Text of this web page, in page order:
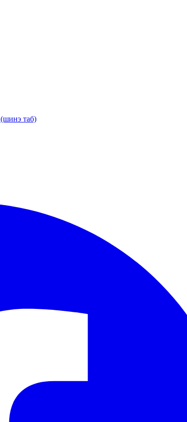
(шинэ таб)